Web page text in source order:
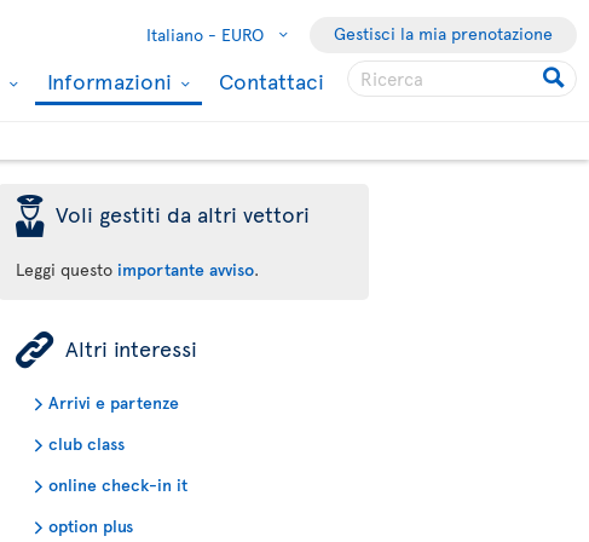
Italiano - EURO Gestisci la mia prenotazione
Informazioni Contattaci
þ Voli gestiti da altri vettori
Leggi questo importante avviso.
ÿ Altri interessi
Arrivi e partenze
club class
online check-in it
option plus